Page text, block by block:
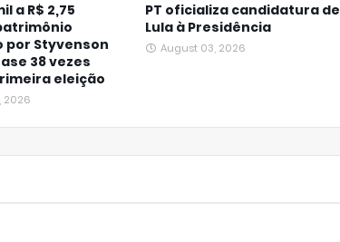
a R$ 2,75
por Styvenson
38 vezes
eleição
2026
PT oficializa candidatura de
Lula à Presidência
August 03, 2026